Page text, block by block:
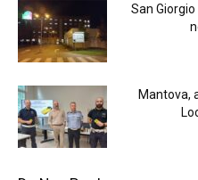
San
Mantova,